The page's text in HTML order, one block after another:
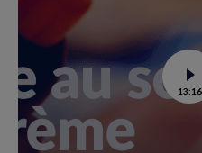
la
13:16